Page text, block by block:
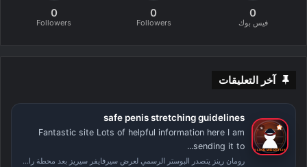
0
فيس بوك
0
Followers
0
Followers
آخر التعليقات
safe penis stretching guidelines
Fantastic site Lots of helpful information here I am
sending it to...
رومان رينز يتصدر البوستر الرسمي لعرض سيرفايفر سيريز بعد محطة راسلمينيا